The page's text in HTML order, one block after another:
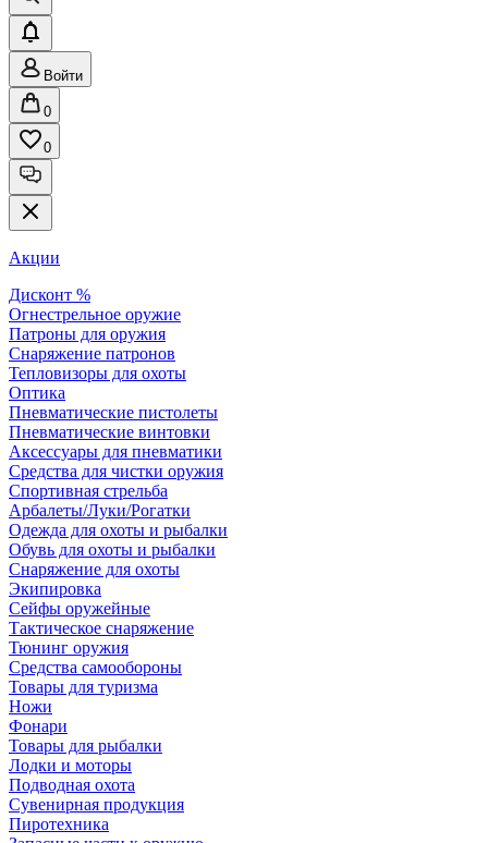
Войти
0
0
Акции
Дисконт %
Огнестрельное оружие
Патроны для оружия
Снаряжение патронов
Тепловизоры для охоты
Оптика
Пневматические пистолеты
Пневматические винтовки
Аксессуары для пневматики
Средства для чистки оружия
Спортивная стрельба
Арбалеты/Луки/Рогатки
Одежда для охоты и рыбалки
Обувь для охоты и рыбалки
Снаряжение для охоты
Экипировка
Сейфы оружейные
Тактическое снаряжение
Тюнинг оружия
Средства самообороны
Товары для туризма
Ножи
Фонари
Товары для рыбалки
Лодки и моторы
Подводная охота
Сувенирная продукция
Пиротехника